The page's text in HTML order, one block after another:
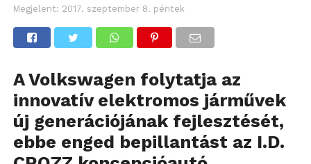
Megjelent: 2017. szeptember 8. péntek
A Volkswagen folytatja az
innovatív elektromos járművek
új generációjának fejlesztését,
ebbe enged bepillantást az I.D.